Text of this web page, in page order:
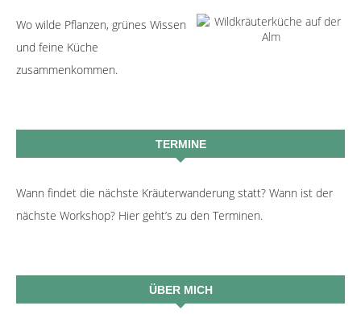
Wo wilde Pflanzen, grünes Wissen
und feine Küche
zusammenkommen.
TERMINE
Wann findet die nächste Kräuterwanderung statt? Wann ist der
nächste Workshop? Hier geht’s zu den Terminen.
ÜBER MICH